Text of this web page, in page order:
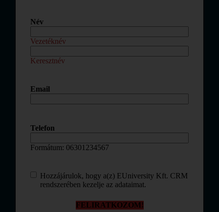
Név
Vezetéknév
Keresztnév
Email
Telefon
Formátum: 06301234567
Adatkezelés(Kötelező)
Hozzájárulok, hogy a(z) EUniversity Kft. CRM
rendszerében kezelje az adataimat.